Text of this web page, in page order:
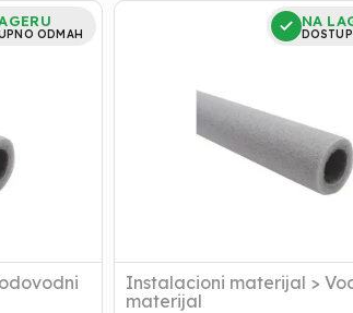
ODMAH
IZOLACIJA
NA
Instalacioni materijal >
materijal